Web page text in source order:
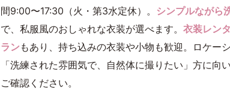
間9:00〜17:30（火・第3水定休）。 シンプルながら
で、私服風のおしゃれな衣装が選べます。 衣装レン
ラン もあり、持ち込みの衣装や小物も歓迎。ロケー
「洗練された雰囲気で、自然体に撮りたい」方に向
ご確認ください。